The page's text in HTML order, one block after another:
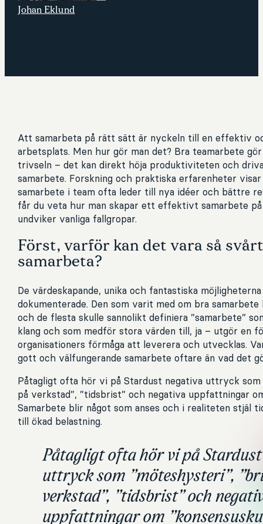
Johan Eklund
Att samarbeta på rätt sätt är nyckeln till en effektiv
arbetsplats. Men hur gör man det? Bra teamarbete
trivseln – det kan direkt höja produktiviteten och
samarbete. Forskning och praktiska erfarenheter
samarbete i team ofta leder till nya idéer och bättre
får du veta hur man skapar ett effektivt samarbete
undviker vanliga fallgropar.
Först, varför kan det vara så
samarbeta?
De värdeskapande, unika och fantastiska
dokumenterade. Den som varit med om bra samarbete
och de flesta skulle sannolikt definiera ”samarbete”
klang och som medför stora värden till, ja – utgör en
organisationers förmåga att leverera och utvecklas.
gott och välfungerande samarbete oftare än vad det
Påtagligt ofta hör vi på Stardust negativa uttryck
på verkstad”, ”tidsbrist” och negativa uppfattningar
Samarbete blir något som anses och i realiteten stjäl
till ökad belastning.
Påtagligt ofta hör vi på
uttryck som ”möteshysteri”,
verkstad”, ”tidsbrist” och
uppfattningar om